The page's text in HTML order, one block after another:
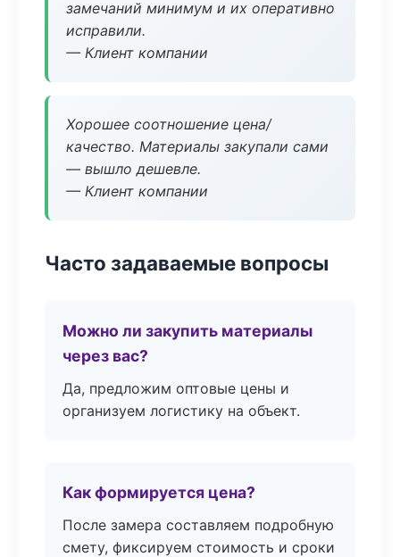
замечаний минимум и их оперативно
исправили.
— Клиент компании
Хорошее соотношение цена/
качество. Материалы закупали сами
— вышло дешевле.
— Клиент компании
Часто задаваемые вопросы
Можно ли закупить материалы
через вас?
Да, предложим оптовые цены и
организуем логистику на объект.
Как формируется цена?
После замера составляем подробную
смету, фиксируем стоимость и сроки